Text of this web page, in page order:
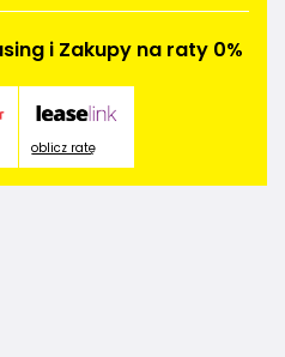
i Zakupy na raty 0%
oblicz ratę